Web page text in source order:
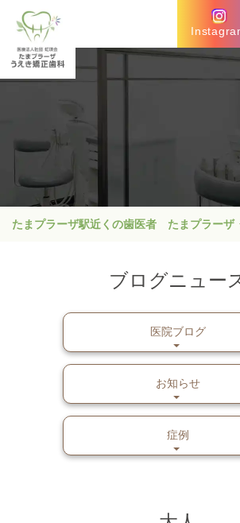
たまプラーザ駅近くの歯医者 たまプラーザ
ブログニュー
医院ブログ
お知らせ
症例